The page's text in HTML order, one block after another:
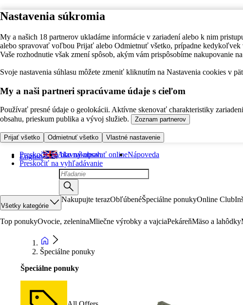
Nastavenia súkromia
My a našich 18 partnerov ukladáme informácie v zariadení alebo k nim
alebo spravovať voľbou Prijať alebo Odmietnuť všetko, prípadne kedykoľvek
Vaše rozhodnutie však zmení spôsob, akým vám prispôsobíme nakupovanie
Svoje nastavenia súhlasu môžete zmeniť kliknutím na Nastavenia cookies v
My a naši partneri spracúvame údaje s cieľom
Používať presné údaje o geolokácii. Aktívne skenovať charakteristiky
obsahu, prieskum publika a vývoj služieb.
Zoznam partnerov
Prijať všetko Odmietnuť všetko Vlastné nastavenie
Preskočiť na hlavný obsah
Preskočiť na vyhľadávanie
English Ako nakupovať onlineNápoveda
Všetky kategórie
Nakupujte terazObľúbenéŠpeciálne ponukyOnline Club
Top ponukyOvocie, zeleninaMliečne výrobky a vajciaPekáreňMäso a lahôdky
Špeciálne ponuky
Špeciálne ponuky